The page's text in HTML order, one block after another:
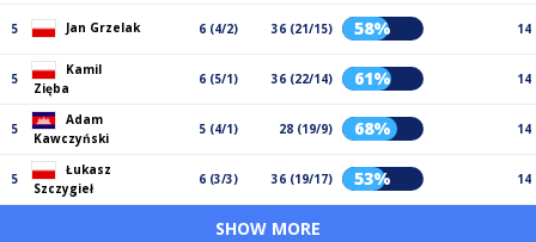
5 Jan Grzelak 6 (4/2) 36 (21/15) 58% 14
5
Kamil
Zięba
6 (5/1) 36 (22/14) 61% 14
5
Adam
Kawczyński
5 (4/1) 28 (19/9) 68% 14
5
Łukasz
Szczygieł
6 (3/3) 36 (19/17) 53% 14
SHOW MORE